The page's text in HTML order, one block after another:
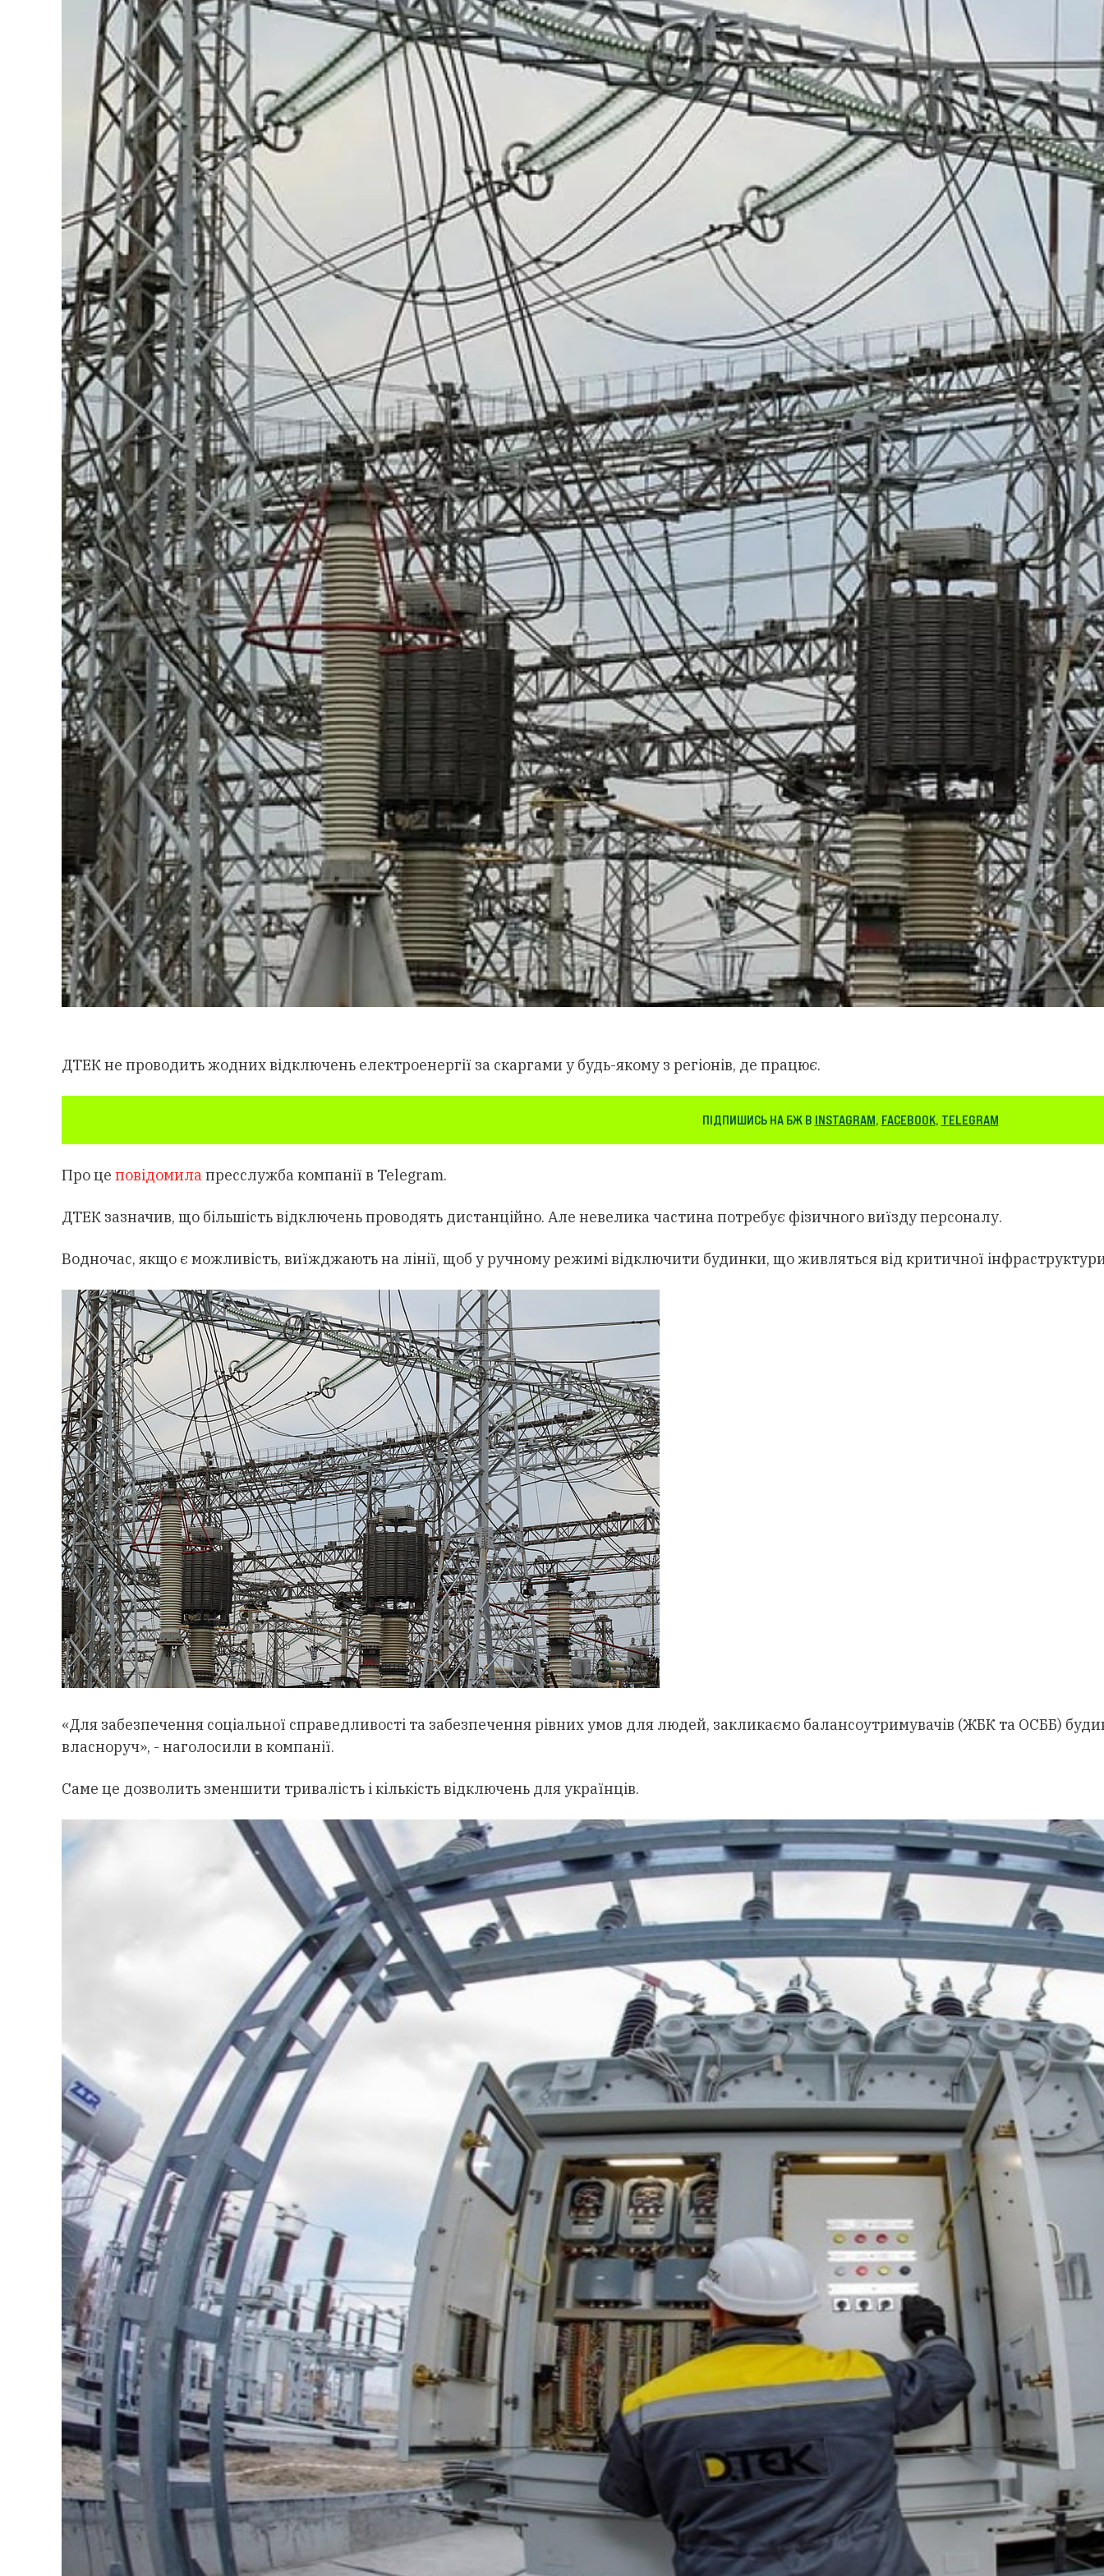
ДТЕК не проводить жодних відключень електроенергії за скаргами у будь-якому з регіонів, де працює.
ПІДПИШИСЬ НА БЖ В INSTAGRAM, FACEBOOK, TELEGRAM
Про це повідомилапресслужба компанії в Telegram.
ДТЕК зазначив, що більшість відключень проводять дистанційно. Але невелика частина потребує фізичного виїзду персоналу.
Водночас, якщо є можливість, виїжджають на лінії, щоб у ручному режимі відключити будинки, що живляться від критичної
«Для забезпечення соціальної справедливості та забезпечення рівних умов для людей, закликаємо балансоутримувачів (ЖБК та ОСББ)
власноруч», - наголосили в компанії.
Саме це дозволить зменшити тривалість і кількість відключень для українців.